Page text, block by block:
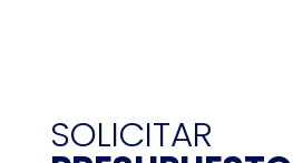
SOLICITAR